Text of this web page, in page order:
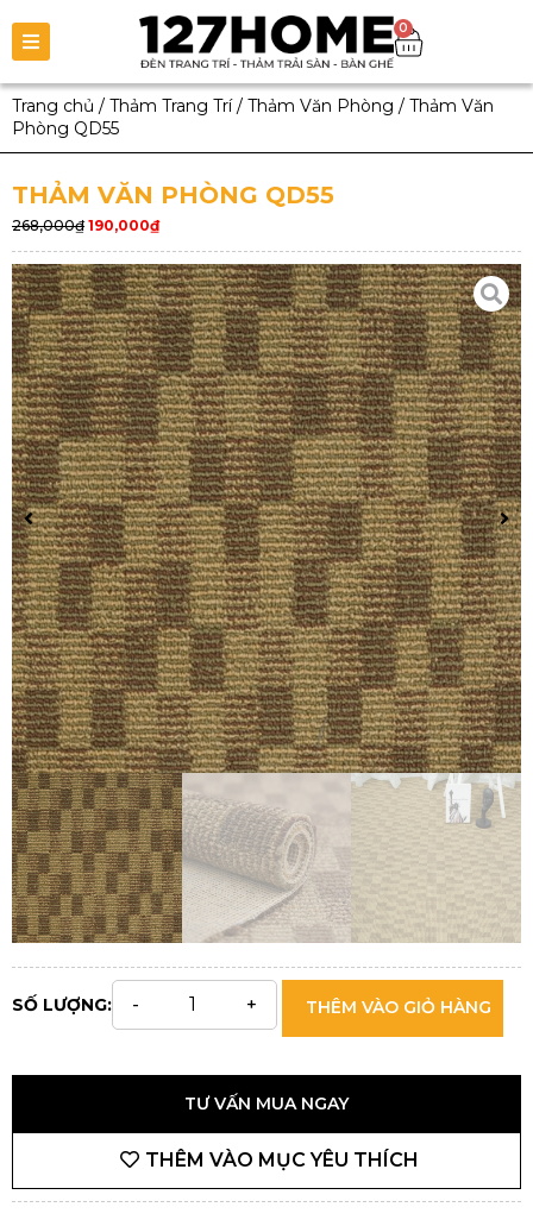
0
Trang chủ / Thảm Trang Trí/ Thảm Văn Phòng / Thảm Văn
Phòng QD55
THẢM VĂN PHÒNG QD55
268,000₫ 190,000₫
SỐ LƯỢNG: THÊM VÀO GIỎ HÀNG
TƯ VẤN MUA NGAY
THÊM VÀO MỤC YÊU THÍCH